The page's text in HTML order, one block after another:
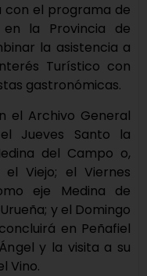
con el programa de
en la Provincia de
la asistencia a
Turístico con
gastronómicas.
el Archivo General
Jueves Santo la
del Campo o,
Viejo; el Viernes
eje Medina de
y el Domingo
en Peñafiel
y la visita a su
Vino.